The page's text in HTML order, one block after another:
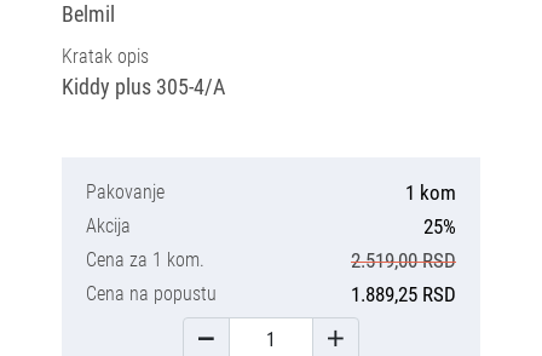
Belmil
Kratak opis
Kiddy plus 305-4/A
Pakovanje 1 kom
Akcija 25%
Cena za 1 kom. 2.519,00 RSD
Cena na popustu 1.889,25 RSD